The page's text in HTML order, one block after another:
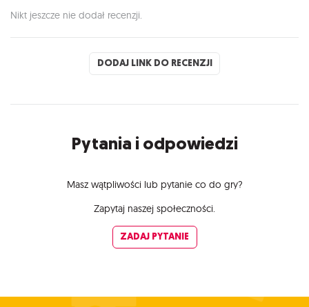
Nikt jeszcze nie dodał recenzji.
DODAJ LINK DO RECENZJI
Pytania i odpowiedzi
Masz wątpliwości lub pytanie co do gry?
Zapytaj naszej społeczności.
ZADAJ PYTANIE